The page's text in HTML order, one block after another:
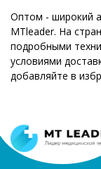
Оптом - широкий
MTleader. На
подробными
условиями
добавляйте в